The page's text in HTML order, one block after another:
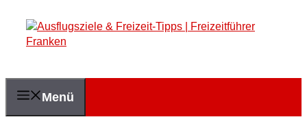
Inhalt
springen
Menü